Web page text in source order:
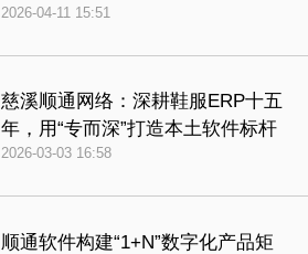
2026-04-11 15:51
慈溪顺通网络：深耕鞋服ERP十五
年，用“专而深”打造本土软件标杆
2026-03-03 16:58
顺通软件构建“1+N”数字化产品矩